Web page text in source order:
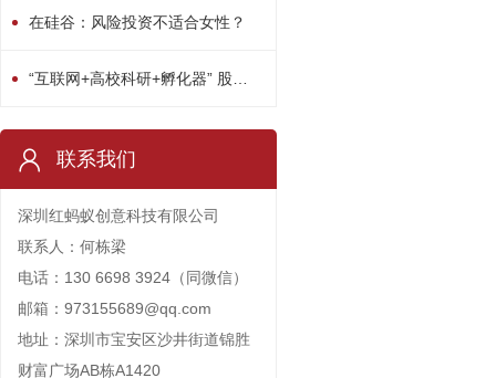
在硅谷：风险投资不适合女性？
“互联网+高校科研+孵化器” 股权众筹平台启动
联系我们
深圳红蚂蚁创意科技有限公司
联系人：何栋梁
电话：130 6698 3924（同微信）
邮箱：973155689@qq.com
地址：深圳市宝安区沙井街道锦胜
财富广场AB栋A1420